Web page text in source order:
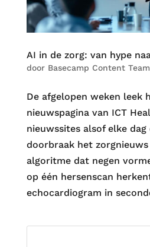
AI in de zorg: van hype
door Basecamp Content Team
De afgelopen weken leek
nieuwspagina van ICT
nieuwssites alsof elke dag
doorbraak het zorgnieuws
algoritme dat negen
op één hersenscan
echocardiogram in